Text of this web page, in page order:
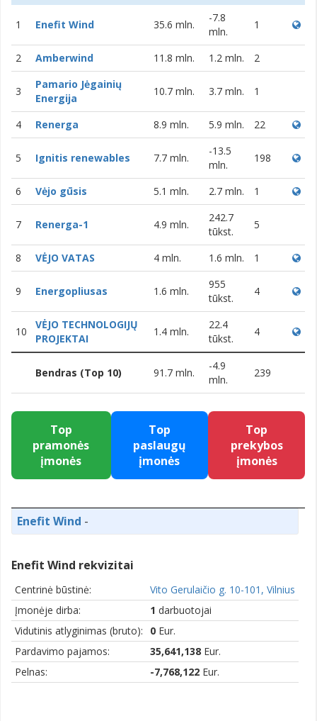
1 Enefit Wind 35.6 mln.
-7.8
mln.
1
2 Amberwind 11.8 mln. 1.2 mln. 2
3
Pamario Jėgainių
Energija
10.7 mln. 3.7 mln. 1
4 Renerga 8.9 mln. 5.9 mln. 22
5 Ignitis renewables 7.7 mln.
-13.5
mln.
198
6 Vėjo gūsis 5.1 mln. 2.7 mln. 1
7 Renerga-1 4.9 mln.
242.7
tūkst.
5
8 VĖJO VATAS 4 mln. 1.6 mln. 1
9 Energopliusas 1.6 mln.
955
tūkst.
4
10
VĖJO TECHNOLOGIJŲ
PROJEKTAI
1.4 mln.
22.4
tūkst.
4
Bendras (Top 10) 91.7 mln.
-4.9
mln.
239
Top
pramonės
įmonės
Top
paslaugų
įmonės
Top
prekybos
įmonės
Enefit Wind -
Enefit Wind rekvizitai
Centrinė būstinė:
Vito Gerulaičio g. 10-101, Vilnius
Įmonėje dirba:
1 darbuotojai
Vidutinis atlyginimas (bruto):
0 Eur.
Pardavimo pajamos:
35,641,138 Eur.
Pelnas:
-7,768,122 Eur.